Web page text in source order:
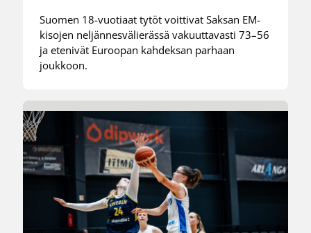
Suomen 18-vuotiaat tytöt voittivat Saksan EM-
kisojen neljännesvälierässä vakuuttavasti 73–56
ja etenivät Euroopan kahdeksan parhaan
joukkoon.